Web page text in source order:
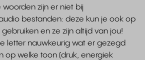
zijn er niet bij
bestanden: deze kun je ook op
en ze zijn altijd van jou!
letter nauwkeurig wat er gezegd
op welke toon (druk, energiek